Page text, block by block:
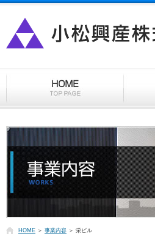
HOME ＞ 事業内容 ＞ 栄ビル